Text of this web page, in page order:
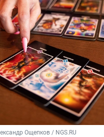
Ощепков / NGS.RU